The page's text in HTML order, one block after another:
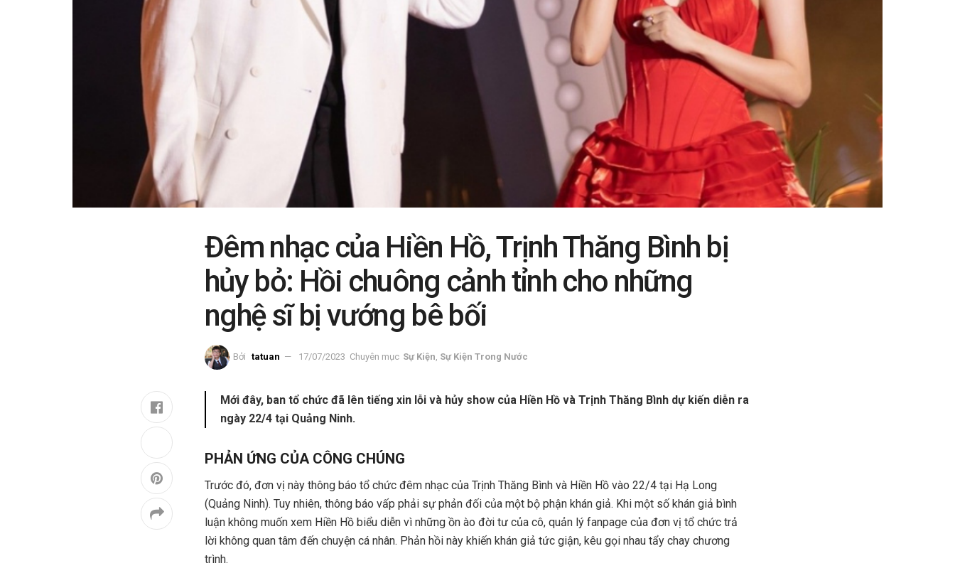
Đêm nhạc của Hiền Hồ, Trịnh Thăng Bình bị
hủy bỏ: Hồi chuông cảnh tỉnh cho những
nghệ sĩ bị vướng bê bối
Bởi tatuan 17/07/2023 Chuyên mục Sự Kiện Sự Kiện Trong Nước
Mới đây, ban tổ chức đã lên tiếng xin lỗi và hủy show của Hiền Hồ và Trịnh Thăng Bình dự kiến diễn ra
ngày 22/4 tại Quảng Ninh.
PHẢN ỨNG CỦA CÔNG CHÚNG
Trước đó, đơn vị này thông báo tổ chức đêm nhạc của Trịnh Thăng Bình và Hiền Hồ vào 22/4 tại Hạ Long
(Quảng Ninh). Tuy nhiên, thông báo vấp phải sự phản đối của một bộ phận khán giả. Khi một số khán giả bình
luận không muốn xem Hiền Hồ biểu diễn vì những ồn ào đời tư của cô, quản lý fanpage của đơn vị tổ chức trả
lời không quan tâm đến chuyện cá nhân. Phản hồi này khiến khán giả tức giận, kêu gọi nhau tẩy chay chương
trình.